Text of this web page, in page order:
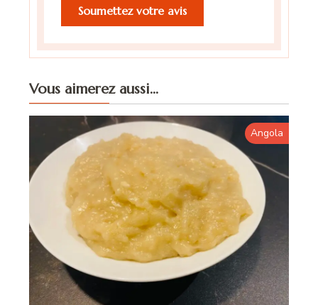
Vous aimerez aussi...
Angola